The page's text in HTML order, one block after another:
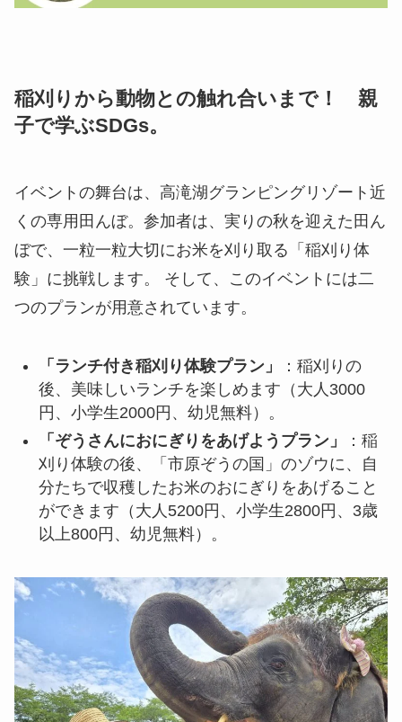
稲刈りから動物との触れ合いまで！ 親
子で学ぶSDGs。
イベントの舞台は、高滝湖グランピングリゾート近
くの専用田んぼ。参加者は、実りの秋を迎えた田ん
ぼで、一粒一粒大切にお米を刈り取る「稲刈り体
験」に挑戦します。 そして、このイベントには二
つのプランが用意されています。
「ランチ付き稲刈り体験プラン」
：稲刈りの
後、美味しいランチを楽しめます（大人3000
円、小学生2000円、幼児無料）。
「ぞうさんにおにぎりをあげようプラン」
：稲
刈り体験の後、「市原ぞうの国」のゾウに、自
分たちで収穫したお米のおにぎりをあげること
ができます（大人5200円、小学生2800円、3歳
以上800円、幼児無料）。